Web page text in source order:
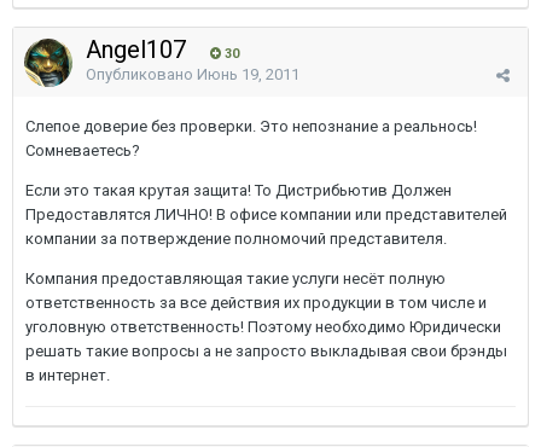
Angel107 30
Опубликовано Июнь 19, 2011
Слепое доверие без проверки. Это непознание а реальнось!
Сомневаетесь?
Если это такая крутая защита! То Дистрибьютив Должен
Предоставлятся ЛИЧНО! В офисе компании или представителей
компании за потверждение полномочий представителя.
Компания предоставляющая такие услуги несёт полную
ответственность за все действия их продукции в том числе и
уголовную ответственность! Поэтому необходимо Юридически
решать такие вопросы а не запросто выкладывая свои брэнды
в интернет.